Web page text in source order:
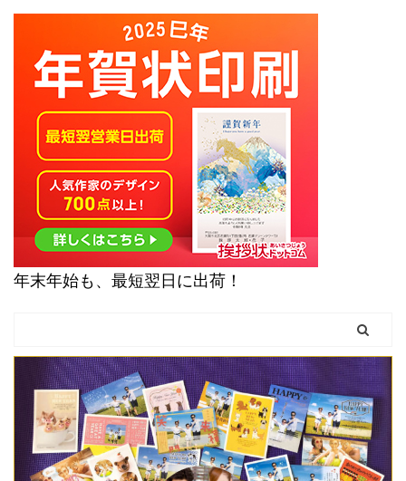
年末年始も、最短翌日に出荷！